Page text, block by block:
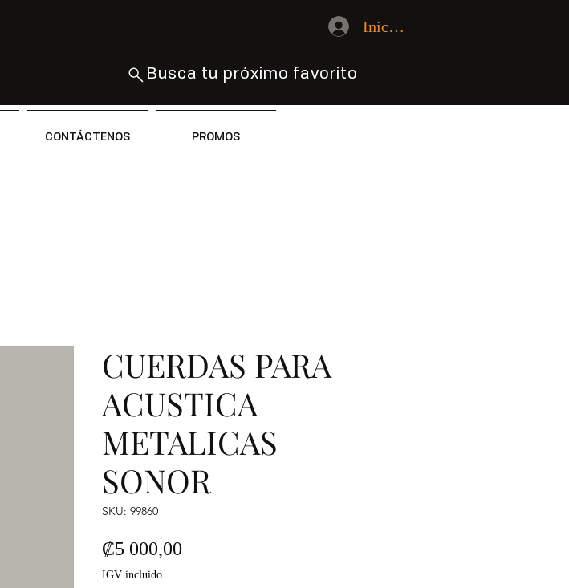
Iniciar sesión
Busca tu próximo favorito
CONTÁCTENOS PROMOS
CUERDAS PARA
ACUSTICA
METALICAS
SONOR
SKU: 99860
₡5 000,00
IGV incluido